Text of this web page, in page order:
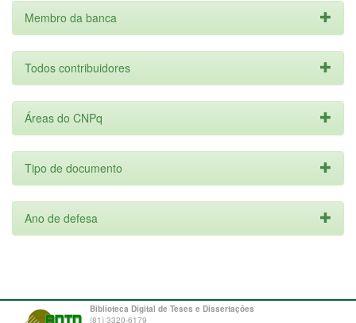
Membro da banca
Todos contribuidores
Áreas do CNPq
Tipo de documento
Ano de defesa
Biblioteca Digital de Teses e Dissertações
(81) 3320-6179